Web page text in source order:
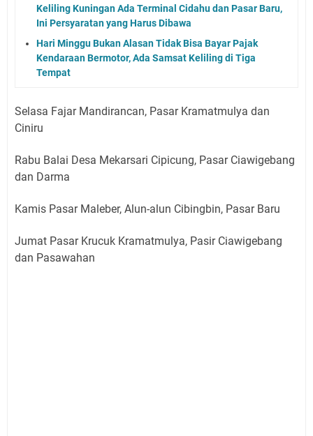
Keliling Kuningan Ada Terminal Cidahu dan Pasar Baru,
Ini Persyaratan yang Harus Dibawa
Hari Minggu Bukan Alasan Tidak Bisa Bayar Pajak
Kendaraan Bermotor, Ada Samsat Keliling di Tiga
Tempat
Selasa Fajar Mandirancan, Pasar Kramatmulya dan
Ciniru
Rabu Balai Desa Mekarsari Cipicung, Pasar Ciawigebang
dan Darma
Kamis Pasar Maleber, Alun-alun Cibingbin, Pasar Baru
Jumat Pasar Krucuk Kramatmulya, Pasir Ciawigebang
dan Pasawahan